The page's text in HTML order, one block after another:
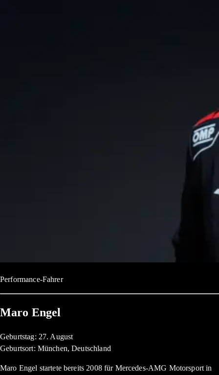
Performance-Fahrer
Maro Engel
Geburtstag: 27. August
Geburtsort: München, Deutschland
Maro Engel startete bereits 2008 für Mercedes-AMG Motorsport in